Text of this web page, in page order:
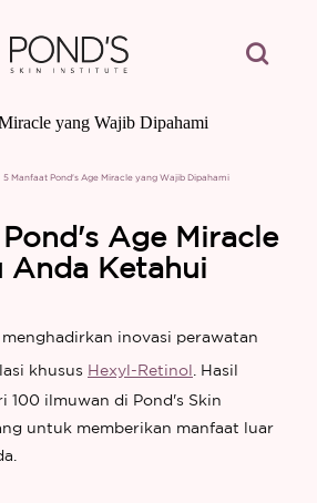
Cari
5 Manfaat Pond's Age Miracle yang Wajib Dipahami
Age Miracle
Anda Ketahui
menghadirkan inovasi perawatan
khusus Hexyl-Retinol . Hasil
100 ilmuwan di Pond's Skin
untuk memberikan manfaat luar